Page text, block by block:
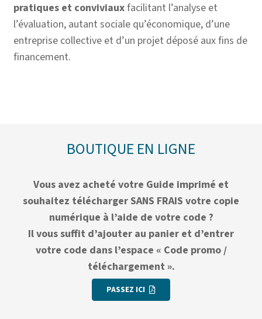
pratiques et conviviauxfacilitant l’analyse et
l’évaluation, autant sociale qu’économique, d’une
entreprise collective et d’un projet déposé aux fins de
financement.
BOUTIQUE EN LIGNE
Vous avez acheté votre Guide imprimé et
souhaitez télécharger SANS FRAIS votre copie
numérique à l’aide de votre code ?
Il vous suffit d’ajouter au panier et d’entrer
votre code dans l’espace « Code promo /
téléchargement ».
PASSEZ ICI